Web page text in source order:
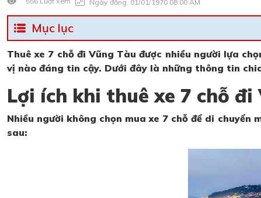
Ngày đăng: 01/01/1970 08:00 AM
Mục lục
Thuê xe 7 chỗ đi Vũng Tàu được nhiều người lựa
vị nào đáng tin cậy. Dưới đây là những thông tin
Lợi ích khi thuê xe 7 chỗ
Nhiều người không chọn mua xe 7 chỗ để di
sau: